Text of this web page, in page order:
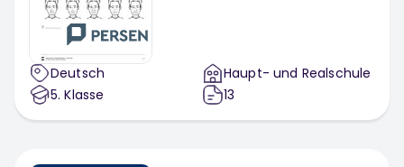
Deutsch
5. Klasse
Haupt- und Realschule
13